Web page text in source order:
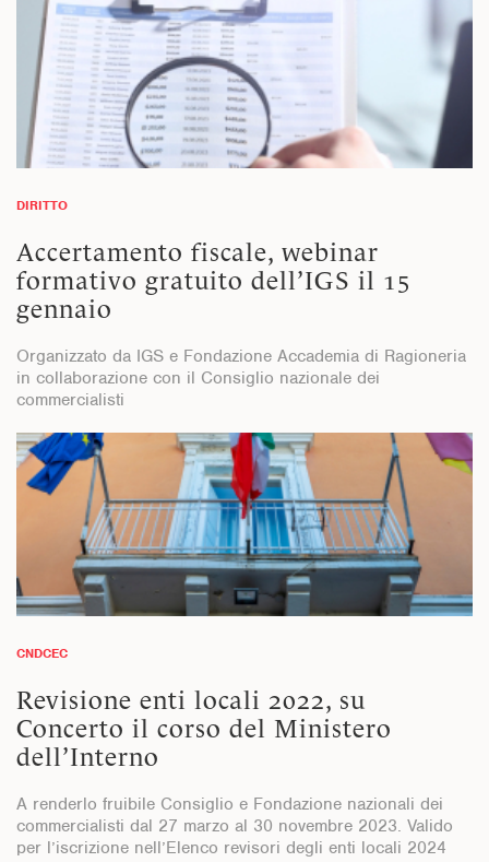
DIRITTO
Accertamento fiscale, webinar
formativo gratuito dell’IGS il 15
gennaio
Organizzato da IGS e Fondazione Accademia di Ragioneria
in collaborazione con il Consiglio nazionale dei
commercialisti
CNDCEC
Revisione enti locali 2022, su
Concerto il corso del Ministero
dell’Interno
A renderlo fruibile Consiglio e Fondazione nazionali dei
commercialisti dal 27 marzo al 30 novembre 2023. Valido
per l’iscrizione nell’Elenco revisori degli enti locali 2024